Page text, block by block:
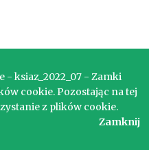
- ksiaz_2022_07 - Zamki
cookie. Pozostając na tej
z plików cookie.
Zamknij